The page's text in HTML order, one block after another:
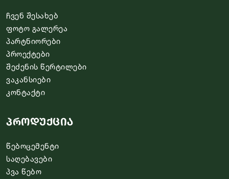
ჩვენ შესახებ
ფოტო გალერეა
პარტნიორები
პროექტები
შეძენის წერტილები
ვაკანსიები
კონტაქტი
პროდუქცია
წებოცემენტი
საღებავები
პვა წებო